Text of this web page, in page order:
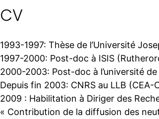
CV
1993-1997: Thèse de l’Université
1997-2000: Post-doc à ISIS
2000-2003: Post-doc à l’université
Depuis fin 2003: CNRS au LLB (CEA-
2009 : Habilitation à Diriger des
« Contribution de la diffusion des